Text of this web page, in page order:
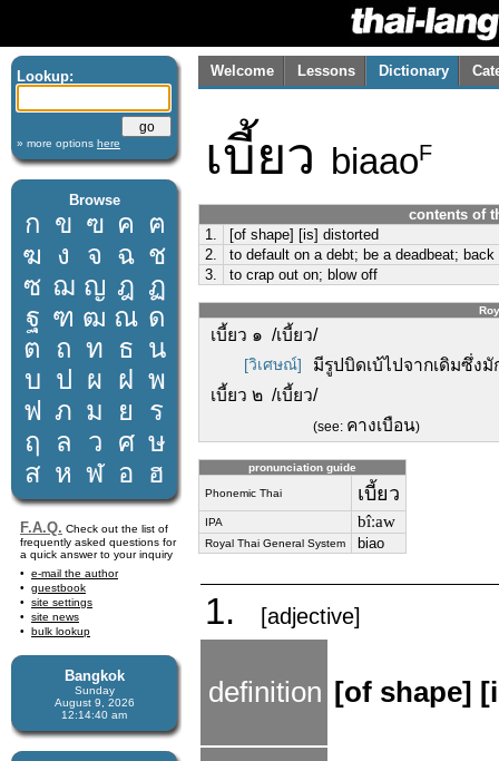
Lookup:
» more options here
Browse
ก ข ฃ ค ฅ
ฆ ง จ ฉ ช
ซ ฌ ญ ฎ ฏ
ฐ ฑ ฒ ณ ด
ต ถ ท ธ น
บ ป ผ ฝ พ
ฟ ภ ม ย
ร
ฤ
ล ว ศ ษ
ส ห ฬ อ ฮ
F.A.Q. Check out the list of
frequently asked questions for
a quick answer to your inquiry
e-mail the author
guestbook
site settings
site news
bulk lookup
Bangkok
Sunday
August 9, 2026
12:14:41 am
Welcome Lessons Dictionary
เบี้ยว biaaoF
contents of
1.
[of shape] [is] distorted
2.
to default on a debt; be a deadbeat;
3.
to crap out on; blow off
เบี้ยว ๑ /เบี้ยว/
[วิเศษณ์]
มีรูปบิดเบ้ไปจากเดิมซึ่ง
เบี้ยว ๒ /เบี้ยว/
(see: คางเบือน)
pronunciation guide
Phonemic Thai เบี้ยว
IPA bîːaw
Royal Thai General System biao
1. [adjective]
definition [of shape]